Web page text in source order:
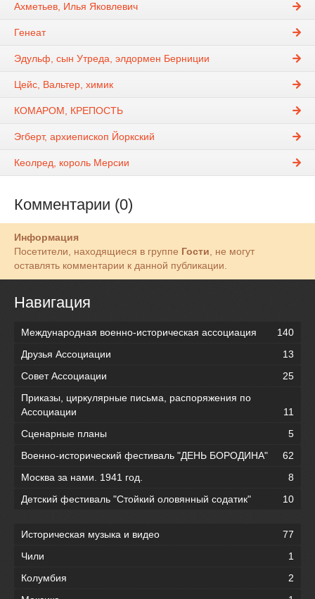
Ахметьев, Илья Яковлевич
Генеат
Эдульф, сын Утреда, элдормен Берниции
Цейс, Вальтер, химик
КОМАРОМ, КРЕПОСТЬ
Эгберт, архиепископ Йоркский
Кеолред, король Мерсии
Комментарии (0)
Информация
Посетители, находящиеся в группе Гости, не могут
оставлять комментарии к данной публикации.
Навигация
Международная военно-историческая ассоциация
140
Друзья Ассоциации
13
Совет Ассоциации
25
Приказы, циркулярные письма, распоряжения по
Ассоциации
11
Сценарные планы
5
Военно-исторический фестиваль "ДЕНЬ БОРОДИНА"
62
Москва за нами. 1941 год.
8
Детский фестиваль "Стойкий оловянный содатик"
10
Историческая музыка и видео
77
Чили
1
Колумбия
2